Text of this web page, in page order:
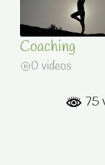
Coaching
0 videos
75